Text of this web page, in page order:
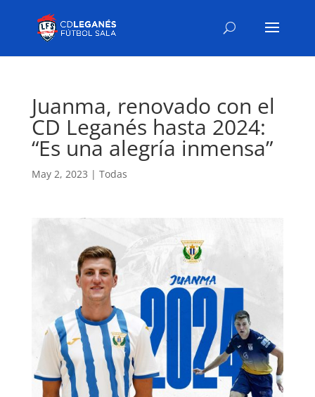
Juanma, renovado con el
CD Leganés hasta 2024:
“Es una alegría inmensa”
May 2, 2023 | Todas